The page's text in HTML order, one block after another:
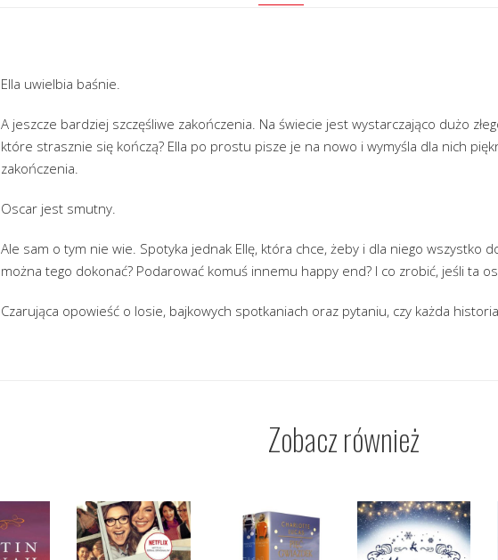
Ella uwielbia baśnie.
A jeszcze bardziej szczęśliwe zakończenia. Na świecie jest wystarczająco dużo
które strasznie się kończą? Ella po prostu pisze je na nowo i wymyśla dla nich
zakończenia.
Oscar jest smutny.
Ale sam o tym nie wie. Spotyka jednak Ellę, która chce, żeby i dla niego wszystko
można tego dokonać? Podarować komuś innemu happy end? I co zrobić, jeśli ta
Czarująca opowieść o losie, bajkowych spotkaniach oraz pytaniu, czy każda
Zobacz również